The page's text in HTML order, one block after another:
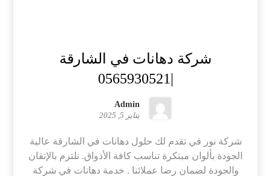
شركة دهانات في الشارقة
|0565930521
Admin
يناير 5, 2025
شركة نور في تقدم لك حلول دهانات في الشارقة عالية
الجودة بألوان مبتكرة تناسب كافة الأذواق. نلتزم بالإتقان
والجودة لضمان رضا عملائنا . خدمة دهانات في شركة